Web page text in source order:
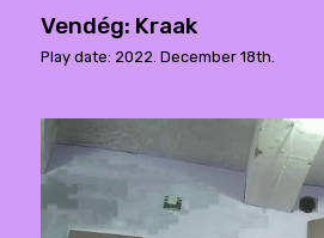
Vendég: Kraak
Play date: 2022. December 18th.